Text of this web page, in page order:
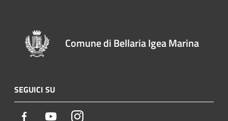
Comune di Bellaria Igea Marina
SEGUICI SU
Facebook YoutubeInstagram